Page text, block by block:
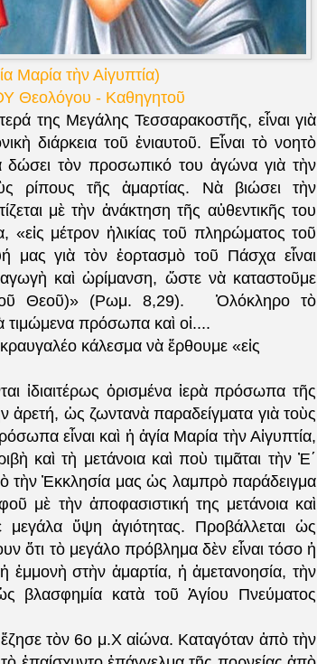
Μαρία τὴν Αἰγυπτία)
- Καθηγητοῦ
της Μεγάλης Τεσσαρακοστῆς, εἶναι γιὰ
διάρκεια τοῦ ἐνιαυτοῦ. Εἶναι τὸ νοητὸ
δώσει τὸν προσωπικό του ἀγώνα γιὰ τὴν
ρίπους τῆς ἁμαρτίας. Νὰ βιώσει τὴν
μὲ τὴν ἀνάκτηση τῆς αὐθεντικῆς του
μέτρον ἡλικίας τοῦ πληρώματος τοῦ
γιὰ τὸν ἑορτασμὸ τοῦ Πάσχα εἶναι
καὶ ὡρίμανση, ὥστε νὰ καταστοῦμε
Θεοῦ)» (Ρωμ. 8,29).
Ὁλόκληρο τὸ
τιμώμενα πρόσωπα καὶ οἱ....
κάλεσμα νὰ ἔρθουμε «εἰς
ἰδιαιτέρως ὁρισμένα ἱερὰ πρόσωπα τῆς
ἀρετή, ὡς ζωντανὰ παραδείγματα γιὰ τοὺς
εἶναι καὶ ἡ ἁγία Μαρία τὴν Αἰγυπτία,
καὶ τὴ μετάνοια καὶ ποὺ τιμᾶται τὴν Ἐ΄
τὴν Ἐκκλησία μας ὡς λαμπρὸ παράδειγμα
μὲ τὴν ἀποφασιστική της μετάνοια καὶ
ὕψη ἁγιότητας. Προβάλλεται ὡς
ὅτι τὸ μεγάλο πρόβλημα δὲν εἶναι τόσο ἡ
ἐμμονὴ στὴν ἁμαρτία, ἡ ἀμετανοησία, τὴν
βλασφημία κατὰ τοῦ Ἁγίου Πνεύματος
τὸν 6ο μ.Χ αἰώνα. Καταγόταν ἀπὸ τὴν